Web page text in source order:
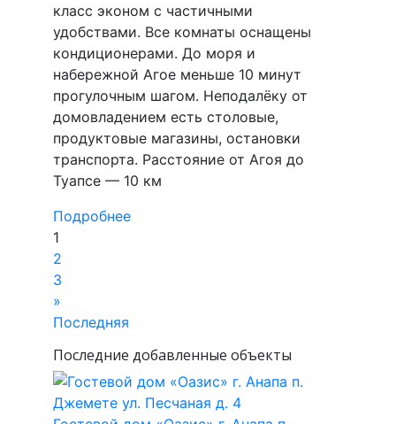
класс эконом с частичными
удобствами. Все комнаты оснащены
кондиционерами. До моря и
набережной Агое меньше 10 минут
прогулочным шагом. Неподалёку от
домовладением есть столовые,
продуктовые магазины, остановки
транспорта. Расстояние от Агоя до
Туапсе — 10 км
Подробнее
1
2
3
»
Последняя
Последние добавленные объекты